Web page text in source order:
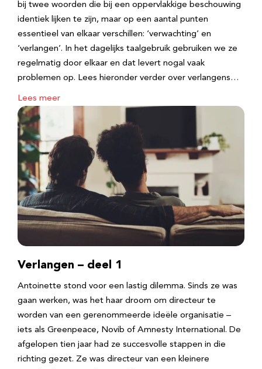
bij twee woorden die bij een oppervlakkige beschouwing
identiek lijken te zijn, maar op een aantal punten
essentieel van elkaar verschillen: ‘verwachting’ en
‘verlangen’. In het dagelijks taalgebruik gebruiken we ze
regelmatig door elkaar en dat levert nogal vaak
problemen op. Lees hieronder verder over verlangens…
Lees meer
Verlangen – deel 1
Antoinette stond voor een lastig dilemma. Sinds ze was
gaan werken, was het haar droom om directeur te
worden van een gerenommeerde ideële organisatie –
iets als Greenpeace, Novib of Amnesty International. De
afgelopen tien jaar had ze succesvolle stappen in die
richting gezet. Ze was directeur van een kleinere